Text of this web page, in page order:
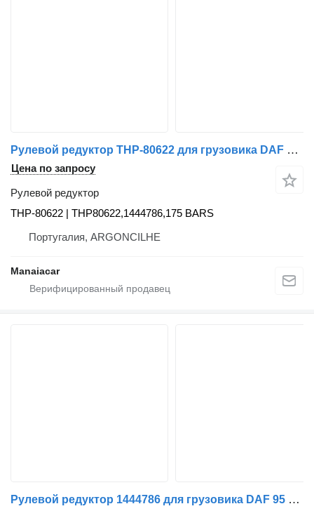
Рулевой редуктор THP-80622 для грузовика DAF XF 105 | 05
Цена по запросу
Рулевой редуктор
THP-80622 | THP80622,1444786,175 BARS
Португалия, ARGONCILHE
Manaiacar
Рулевой редуктор 1444786 для грузовика DAF 95 XF | 97 - 02